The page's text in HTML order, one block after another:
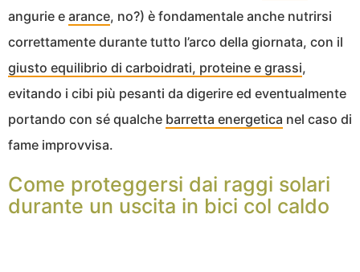
angurie e arance, no?) è fondamentale anche nutrirsi
correttamente durante tutto l’arco della giornata, con il
giusto equilibrio di carboidrati, proteine e grassi,
evitando i cibi più pesanti da digerire ed eventualmente
portando con sé qualche barretta energetica nel caso di
fame improvvisa.
Come proteggersi dai raggi solari
durante un uscita in bici col caldo